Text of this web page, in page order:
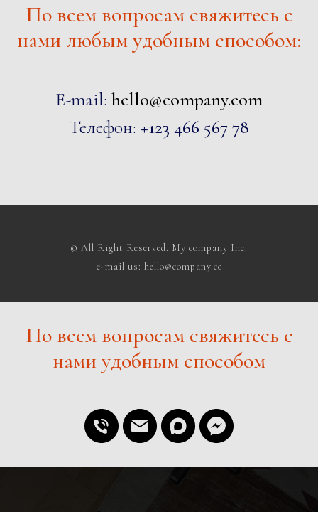
По всем вопросам свяжитесь с
нами любым удобным способом:
E-mail: hello@company.com
Телефон: +123 466 567 78
© All Right Reserved. My company Inc.
e-mail us: hello@company.cc
По всем вопросам свяжитесь с
нами удобным способом